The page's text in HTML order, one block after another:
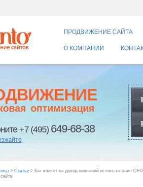
ПРОДВИЖЕНИЕ САЙТА
О КОМПАНИИ
оптимизация
+7 (495) 649-68-38
> Статьи > Как влияет на доход компаний использование СЕО